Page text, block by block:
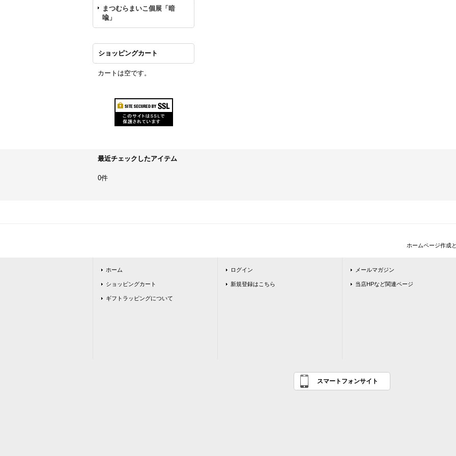
まつむらまいこ個展「暗
喩」
ショッピングカート
カートは空です。
最近チェックしたアイテム
0件
ホームページ作成
ホーム
ショッピングカート
ギフトラッピングについて
ログイン
新規登録はこちら
メールマガジン
当店HPなど関連ページ
スマートフォンサイト